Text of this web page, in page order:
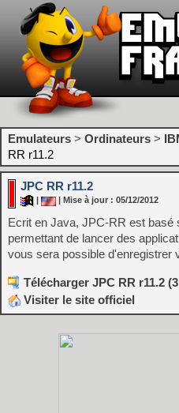
Emulateurs > Ordinateurs >
RR r11.2
JPC RR r11.2
| Mise à jour : 05/12/2012
Ecrit en Java, JPC-RR est basé
permettant de lancer des
vous sera possible d'enregistrer
Télécharger JPC RR r11.2
Visiter le site officiel